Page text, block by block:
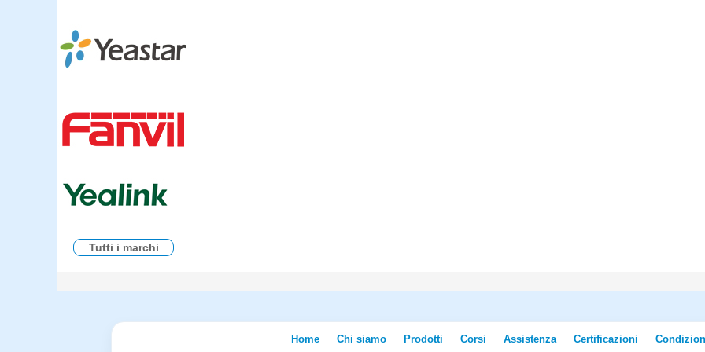
Tutti i marchi
Home Chi siamo Prodotti Corsi Assistenza Certificazioni